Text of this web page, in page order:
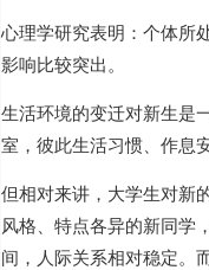
心理学研究表明：个体所
影响比较突出。
生活环境的变迁对新生是
室，彼此生活习惯、作息
但相对来讲，大学生对新
风格、特点各异的新同学
间，人际关系相对稳定。